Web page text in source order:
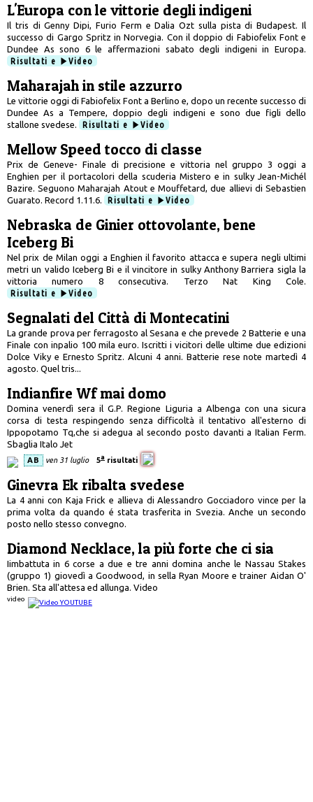
L'Europa con le vittorie degli indigeni
Il tris di Genny Dipi, Furio Ferm e Dalia Ozt sulla pista di Budapest. Il
successo di Gargo Spritz in Norvegia. Con il doppio di Fabiofelix Font e
Dundee As sono 6 le affermazioni sabato degli indigeni in Europa.
Risultati e
Video
Maharajah in stile azzurro
Le vittorie oggi di Fabiofelix Font a Berlino e, dopo un recente successo di
Dundee As a Tempere, doppio degli indigeni e sono due figli dello
stallone svedese.
Risultati e Video
Mellow Speed tocco di classe
Prix de Geneve- Finale di precisione e vittoria nel gruppo 3 oggi a
Enghien per il portacolori della scuderia Mistero e in sulky Jean-Michél
Bazire. Seguono Maharajah Atout e Mouffetard, due allievi di Sebastien
Guarato. Record 1.11.6.
Risultati e Video
Nebraska de Ginier ottovolante, bene
Iceberg Bi
Nel prix de Milan oggi a Enghien il favorito attacca e supera negli ultimi
metri un valido Iceberg Bi e il vincitore in sulky Anthony Barriera sigla la
vittoria numero 8 consecutiva. Terzo Nat King Cole.
Risultati e
Video
Segnalati del Città di Montecatini
La grande prova per ferragosto al Sesana e che prevede 2 Batterie e una
Finale con inpalio 100 mila euro. Iscritti i vicitori delle ultime due edizioni
Dolce Viky e Ernesto Spritz. Alcuni 4 anni. Batterie rese note martedì 4
agosto. Quel tris...
Indianfire Wf mai domo
Domina venerdì sera il G.P. Regione Liguria a Albenga con una sicura
corsa di testa respingendo senza difficoltà il tentativo all'esterno di
Ippopotamo Tq,che si adegua al secondo posto davanti a Italian Ferm.
Sbaglia Italo Jet
AB ven 31 luglio 5a risultati
Ginevra Ek ribalta svedese
La 4 anni con Kaja Frick e allieva di Alessandro Gocciadoro vince per la
prima volta da quando é stata trasferita in Svezia. Anche un secondo
posto nello stesso convegno.
Diamond Necklace, la più forte che ci sia
Iimbattuta in 6 corse a due e tre anni domina anche le Nassau Stakes
(gruppo 1) giovedì a Goodwood, in sella Ryan Moore e trainer Aidan O'
Brien. Sta all'attesa ed allunga. Video
video